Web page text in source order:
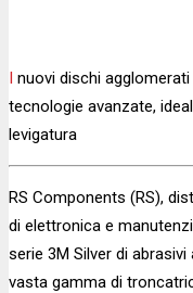
I nuovi dischi agglomerati Silver di RS Components si basano su
tecnologie avanzate,
levigatura
RS Components (RS),
di elettronica e
serie 3M Silver di
vasta gamma di